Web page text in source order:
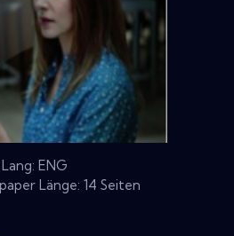
Lang: ENG
Länge: 14 Seiten